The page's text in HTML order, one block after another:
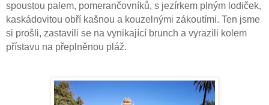
spoustou palem, pomerančovníků, s jezírkem plným lodiček,
kaskádovitou obří kašnou a kouzelnými zákoutími. Ten jsme
si prošli, zastavili se na vynikající brunch a vyrazili kolem
přístavu na přeplněnou pláž.